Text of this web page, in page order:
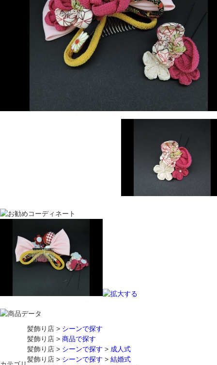
髪飾り店 > シーンで探す
髪飾り店 > 商品で探す
髪飾り店 > シーンで探す > 成人式
髪飾り店 > シーンで探す > 結婚式